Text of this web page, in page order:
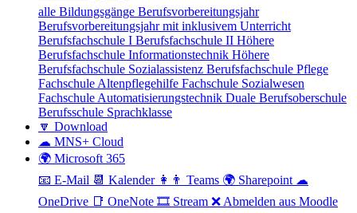
alle Bildungsgänge Berufsvorbereitungsjahr
Berufsvorbereitungsjahr mit inklusivem Unterricht
Berufsfachschule I Berufsfachschule II Höhere
Berufsfachschule Informationstechnik Höhere
Berufsfachschule Sozialassistenz Berufsfachschule Pflege
Fachschule Altenpflegehilfe Fachschule Sozialwesen
Fachschule Automatisierungstechnik Duale Berufsoberschule
Berufsschule Sprachklasse
🔽 Download
☁ MNS+ Cloud
🌍 Microsoft 365
📧 E-Mail 📆 Kalender 👩👨 Teams 🌍 Sharepoint ☁
OneDrive 📑 OneNote 🎞 Stream ❌ Abmelden aus Moodle